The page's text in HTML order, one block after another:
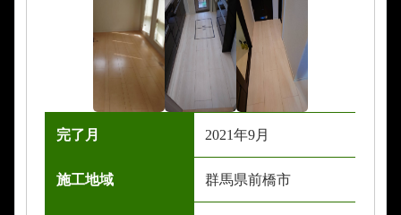
完了月 2021年9月
施工地域 群馬県前橋市